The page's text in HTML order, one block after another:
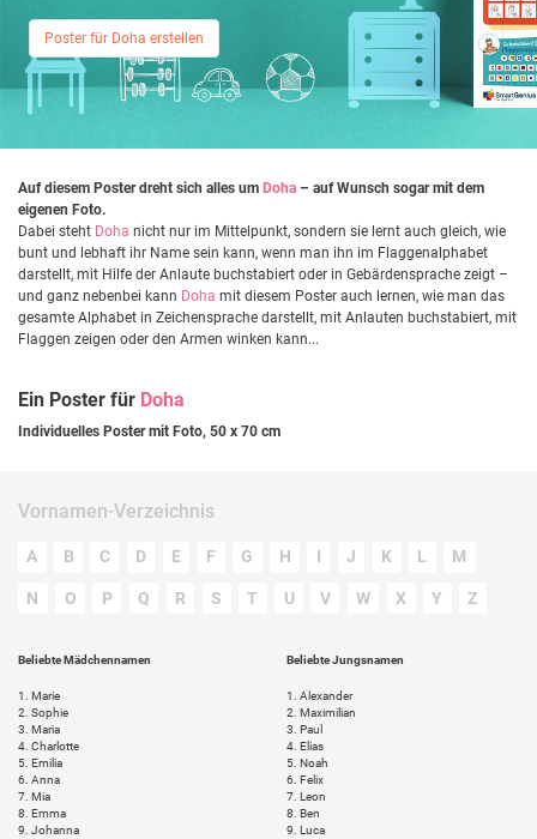
Poster für Doha erstellen
Auf diesem Poster dreht sich alles um Doha – auf Wunsch sogar mit dem
eigenen Foto.
Dabei steht Doha nicht nur im Mittelpunkt, sondern sie lernt auch gleich, wie
bunt und lebhaft ihr Name sein kann, wenn man ihn im Flaggenalphabet
darstellt, mit Hilfe der Anlaute buchstabiert oder in Gebärdensprache zeigt –
und ganz nebenbei kann Doha mit diesem Poster auch lernen, wie man das
gesamte Alphabet in Zeichensprache darstellt, mit Anlauten buchstabiert, mit
Flaggen zeigen oder den Armen winken kann...
Ein Poster für Doha
Individuelles Poster mit Foto, 50 x 70 cm
Vornamen-Verzeichnis
A B C D E F G H I J K L M
N O P Q R S T U V W X Y Z
Beliebte Mädchennamen
1.
Marie
2. Sophie
3. Maria
4. Charlotte
5. Emilia
6. Anna
7. Mia
8. Emma
9. Johanna
Beliebte Jungsnamen
1.
Alexander
2. Maximilian
3. Paul
4. Elias
5. Noah
6. Felix
7. Leon
8. Ben
9. Luca